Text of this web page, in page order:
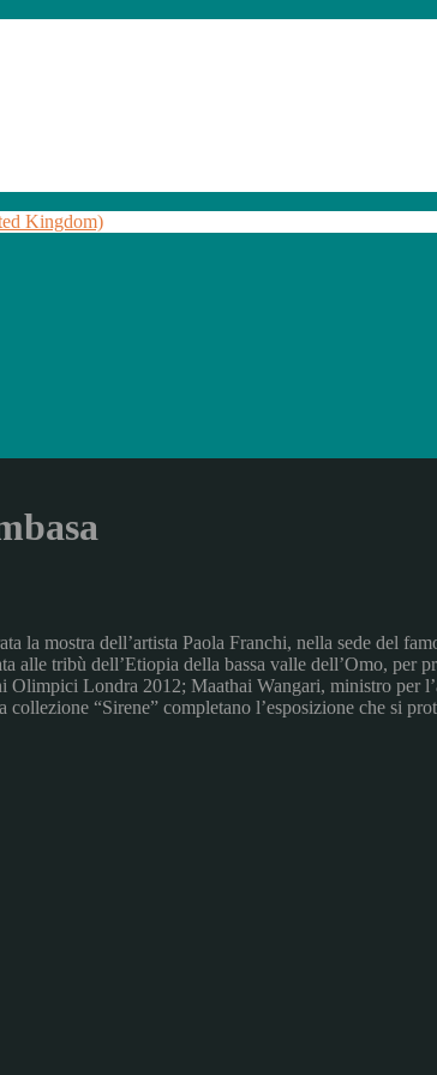
la mostra dell’artista Paola Franchi, nella sede del
alle tribù dell’Etiopia della bassa valle dell’Omo,
Olimpici Londra 2012; Maathai Wangari, ministro per
“Sirene” completano l’esposizione che si